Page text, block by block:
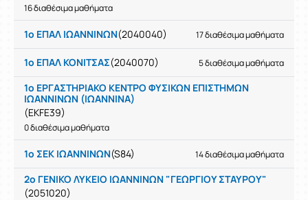
16 διαθέσιμα μαθήματα
1ο ΕΠΑΛ ΙΩΑΝΝΙΝΩΝ(2040040) 17 διαθέσιμα μαθήματα
1ο ΕΠΑΛ ΚΟΝΙΤΣΑΣ(2040070) 5 διαθέσιμα μαθήματα
1ο ΕΡΓΑΣΤΗΡΙΑΚΟ ΚΕΝΤΡΟ ΦΥΣΙΚΩΝ ΕΠΙΣΤΗΜΩΝ
ΙΩΑΝΝΙΝΩΝ (ΙΩΑΝΝΙΝΑ)
(EKFE39)
0 διαθέσιμα μαθήματα
1ο ΣΕΚ ΙΩΑΝΝΙΝΩΝ(S84) 14 διαθέσιμα μαθήματα
2ο ΓΕΝΙΚΟ ΛΥΚΕΙΟ ΙΩΑΝΝΙΝΩΝ "ΓΕΩΡΓΙΟΥ ΣΤΑΥΡΟΥ"
(2051020)